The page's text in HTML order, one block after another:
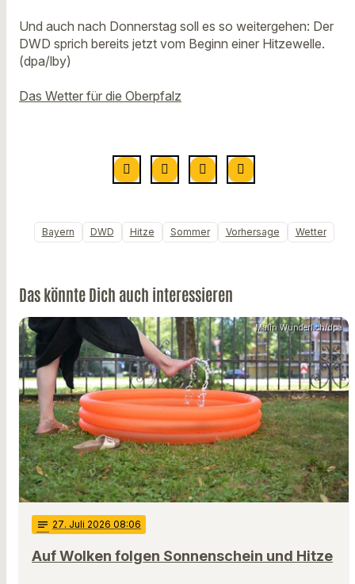
Und auch nach Donnerstag soll es so weitergehen: Der
DWD sprich bereits jetzt vom Beginn einer Hitzewelle.
(dpa/lby)
Das Wetter für die Oberpfalz
Bayern DWD Hitze Sommer Vorhersage Wetter
Das könnte Dich auch interessieren
Malin Wunderlich/dpa
notes 27. Juli 2026 08:06
Auf Wolken folgen Sonnenschein und Hitze